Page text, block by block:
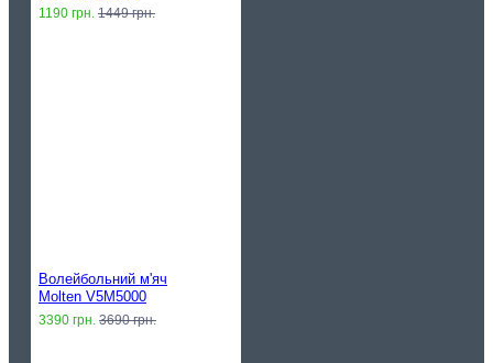
1190 грн. 1449 грн.
Волейбольний м'яч
Molten V5M5000
3390 грн. 3690 грн.